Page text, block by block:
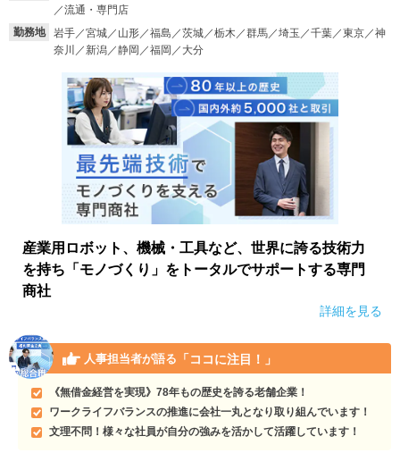
就活ノウハウが満載！
適職診断
あなたに合う仕事を診断！
就活チャンネル
動画で対策講座をチェック
就活ニュースペーパー
就活時事ニュースを更新
よくある質問
不明点があればこちら
／流通・専門店
勤務地
岩手／宮城／山形／福島／茨城／栃木／群馬／埼玉／千葉／東京／神
奈川／新潟／静岡／福岡／大分
産業用ロボット、機械・工具など、世界に誇る技術力
を持ち「モノづくり」をトータルでサポートする専門
商社
詳細を見る
人事担当者が語る 「ココに注目！」
《無借金経営を実現》78年もの歴史を誇る老舗企業！
ワークライフバランスの推進に会社一丸となり取り組んでいます！
文理不問！様々な社員が自分の強みを活かして活躍しています！